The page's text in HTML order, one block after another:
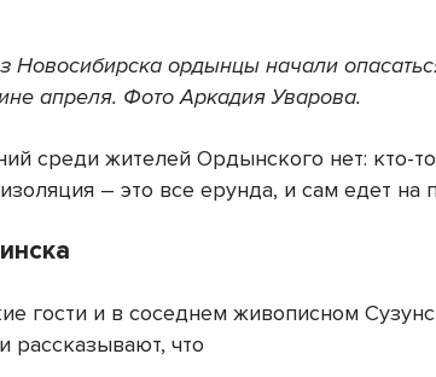
Новосибирска ордынцы начали
апреля. Фото Аркадия Уварова.
среди жителей Ордынского нет: кто-то
– это все ерунда, и сам едет на
гости и в соседнем живописном
рассказывают, что